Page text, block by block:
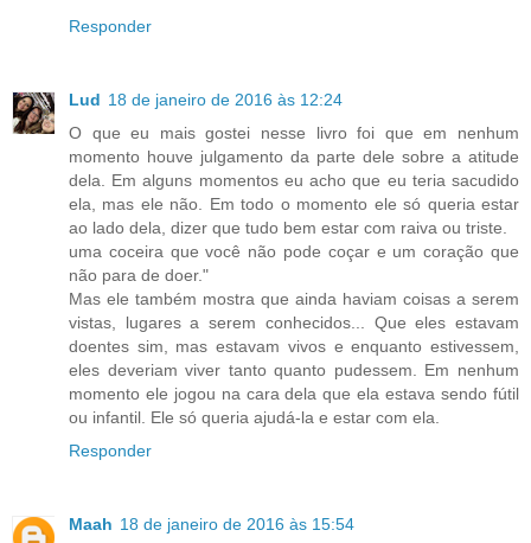
Responder
Lud 18 de janeiro de 2016 às 12:24
O que eu mais gostei nesse livro foi que em nenhum
momento houve julgamento da parte dele sobre a atitude
dela. Em alguns momentos eu acho que eu teria sacudido
ela, mas ele não. Em todo o momento ele só queria estar
ao lado dela, dizer que tudo bem estar com raiva ou triste.
uma coceira que você não pode coçar e um coração que
não para de doer."
Mas ele também mostra que ainda haviam coisas a serem
vistas, lugares a serem conhecidos... Que eles estavam
doentes sim, mas estavam vivos e enquanto estivessem,
eles deveriam viver tanto quanto pudessem. Em nenhum
momento ele jogou na cara dela que ela estava sendo fútil
ou infantil. Ele só queria ajudá-la e estar com ela.
Responder
Maah 18 de janeiro de 2016 às 15:54